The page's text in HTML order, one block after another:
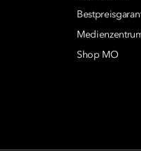
Shop MO